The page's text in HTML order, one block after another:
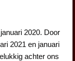
2020. Door
2021 en januari
achter ons